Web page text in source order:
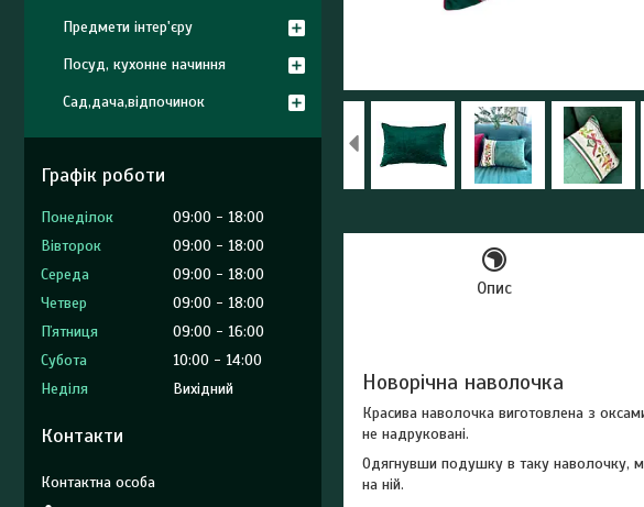
Опис
Новорічна наволочка
Красива наволочка виготовлена з
не надруковані.
Одягнувши подушку в таку наволочку,
на ній.
Предмети інтер'єру
Посуд, кухонне начиння
Сад,дача,відпочинок
Графік роботи
Понеділок 09:00
18:00
Вівторок
09:00
18:00
Середа
09:00
18:00
Четвер
09:00
18:00
Пʼятниця
09:00
16:00
Субота
10:00
14:00
Неділя
Вихідний
Контакти